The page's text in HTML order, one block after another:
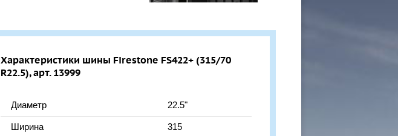
Характеристики шины Firestone FS422+ (315/70
R22.5), арт. 13999
Диаметр 22.5"
Ширина 315